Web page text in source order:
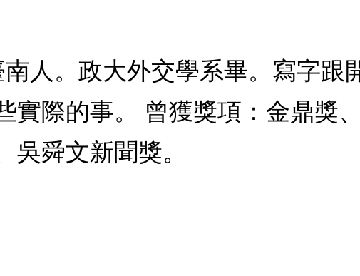
人。政大外交學系畢。寫字跟
實際的事。 曾獲獎項：金鼎獎
吳舜文新聞獎。